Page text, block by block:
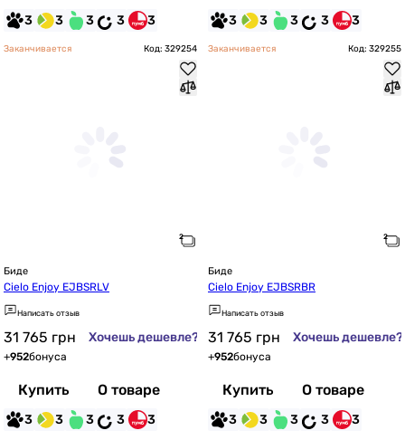
3 3 3 3 3 3 3 3 3 3
Заканчивается Код: 329254
Биде
Cielo Enjoy EJBSRLV
Написать отзыв
31 765 грн Хочешь дешевле?
+952бонуса
Купить О товаре
3 3 3 3 3
Заканчивается Код: 329255
Биде
Cielo Enjoy EJBSRBR
Написать отзыв
31 765 грн Хочешь дешевле?
+952бонуса
Купить О товаре
3 3 3 3 3